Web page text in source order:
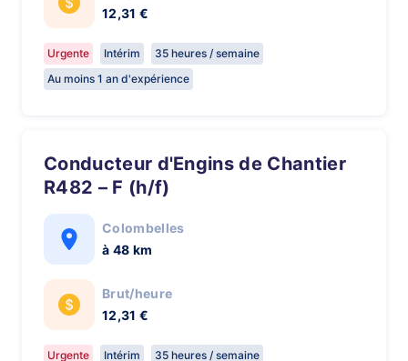
12,31 €
Urgente Intérim
35 heures / semaine
Au moins 1 an d'expérience
Conducteur d'Engins de Chantier
R482 – F (h/f)
Colombelles
à 48 km
Brut/heure
12,31 €
Urgente Intérim 35 heures / semaine